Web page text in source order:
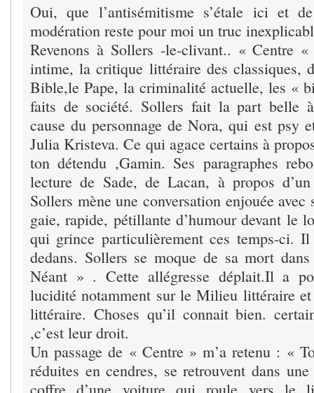
Oui, que l’antisémitisme s’étale ici et
modération reste pour moi un truc
Revenons à Sollers -le-clivant.. « Centre
intime, la critique littéraire des classiques,
Bible,le Pape, la criminalité actuelle, les «
faits de société. Sollers fait la part belle
cause du personnage de Nora, qui est psy
Julia Kristeva. Ce qui agace certains à
ton détendu ,Gamin. Ses paragraphes
lecture de Sade, de Lacan, à propos
Sollers mène une conversation enjouée
gaie, rapide, pétillante d’humour devant le
qui grince particulièrement ces temps-ci.
dedans. Sollers se moque de sa mort
Néant » . Cette allégresse déplait.Il a
lucidité notamment sur le Milieu littéraire
littéraire. Choses qu’il connait bien.
,c’est leur droit.
Un passage de « Centre » m’a retenu : «
réduites en cendres, se retrouvent dans